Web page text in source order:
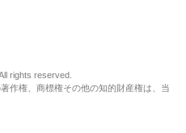
rights reserved.
作権、商標権その他の知的財産権は、当